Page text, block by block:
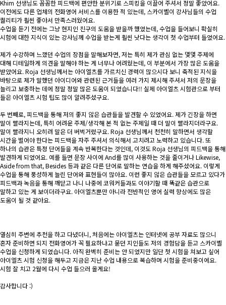
Khim 선생님도 꼼꼼한 피드백에 편안한 분위기로 스피킹을 이끌어 주셔서 정말 좋았어요.
이전에도 다른 업체의 전화영어 서비스를 이용한 적 있는데, 스카이벨이 강사님들의 수업
퀄리티가 훨씬 좋아서 만족스러웠어요.
수업을 듣기 전에는 그냥 현지인 친구의 도움을 받을까 했었는데, 수업을 들어보니 확실히
시험에 대한 지식이 있는 강사님께 수업을 받는게 훨씬 낫다는 생각이 첫 수업부터 들었어요.
제가 수강하며 느꼈던 수업의 장점을 말해보자면, 저는 특히 제가 관심 없는 몇몇 주제에
대해 디테일하게 의견을 말해야 하는 게 너무나 어려웠는데, 이 부분에서 가장 많은 도움을
받았어요. Roja 선생님께서는 아이엘츠를 가르치신 경력이 많으시다 보니 축적된 지식을
바탕으로 제가 말했던 아이디어와 관련된 근거들을 여러 가지 제시해 주셔서 저의 문장을
늘리고 보충하는 데에 정말 정말 많은 도움이 되었습니다!! 실제 아이엘츠 시험관으로 부터
들은 아이엘츠 시험 팁도 많이 알려주셨구요.
두 번째로, 피드백을 통해 저의 좋지 않은 습관들을 발견할 수 있었어요. 제가 긴장을 하면
말이 빨라지는데, 특히 어려운 주제/생각해 본 적 없는 주제일 때 더 말이 빨라지더라구요.
말이 빨라지니 오히려 말은 더 버벅거렸구요. Roja 선생님께서 천천히 말하면서 생각할
시간을 벌어야 한다는 피드백을 자주 주셔서 의식해서 고치려고 노력하고 있습니다. 또
하나의 습관은 특정 단어들을 계속 반복한다는 것인데, 이것도 Roja 선생님의 피드백을 통해
발견하게 되었어요. 예를 들면 문장 사이에 And를 많이 사용하는 것을 줄이거나 Likewise,
Aside from that, Besides 등과 같은 다른 단어로 말하는 연습을 하게 해주셨어요. 이렇게
수업을 통해 풍성하게 늘린 단어와 표현들이 많아요. 이런 좋지 않은 습관들을 모르고 있다가
피드백과 녹음을 통해 깨닫고 나니 나중에 코워커들과도 이야기할 때 똑같은 습관으로
말하고 있는 게 보이더라구요. 아이엘츠뿐만 아니라 전반적인 영어 실력 향상에도 많은
도움이 될 것 같아요.
열심히 주변에 추천을 하고 다녔더니, 처음에는 아이엘츠는 인터넷에 공부 자료도 많으니
혼자 준비하면 되지 전화영어가 꼭 필요하냐고 묻던 지인들도 저의 경험담을 듣고 스카이벨
수업을 신청하게 되었습니다. 아직 완벽히 준비는 안 되었지만 일단 첫 시험을 쳐보고 싶어
아이엘츠 시험 신청을 해두고 지금은 지난 수업 내용으로 복습하며 시험을 준비중이에요.
시험 잘 치고 2월에 다시 수업 들으러 올게요!
감사합니다 :)